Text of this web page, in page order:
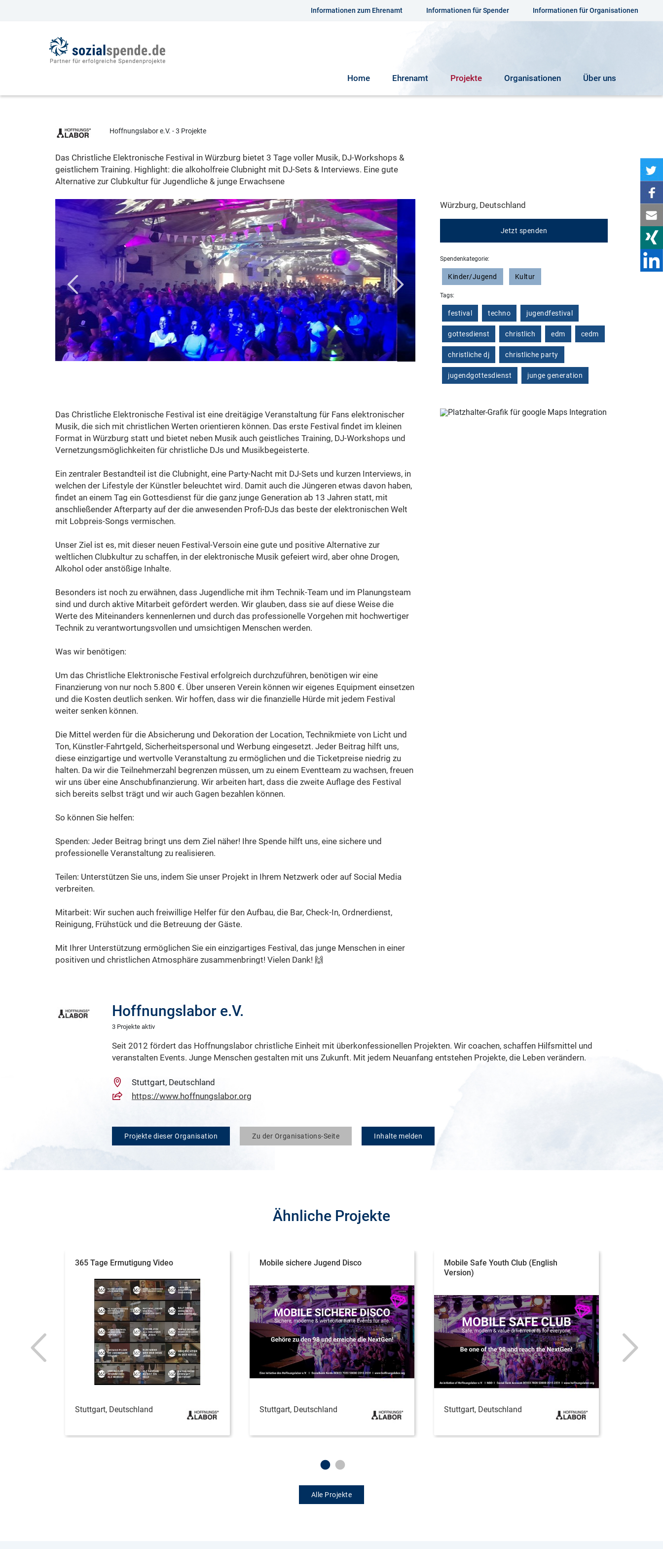
Informationen zum Ehrenamt Informationen für Spender Informationen für Organisationen
Home Ehrenamt Projekte Organisationen Über uns
Hoffnungslabor e.V. - 3 Projekte
Das Christliche Elektronische Festival in Würzburg bietet 3 Tage voller Musik, DJ-Workshops &
geistlichem Training. Highlight: die alkoholfreie Clubnight mit DJ-Sets & Interviews. Eine gute
Alternative zur Clubkultur für Jugendliche & junge Erwachsene
Würzburg, Deutschland
Jetzt spenden
Spendenkategorie:
Kinder/Jugend Kultur
Tags:
festival techno jugendfestival
gottesdienst christlich edm cedm
christliche dj christliche party
jugendgottesdienst junge generation
Das Christliche Elektronische Festival ist eine dreitägige Veranstaltung für Fans elektronischer
Musik, die sich mit christlichen Werten orientieren können. Das erste Festival findet im kleinen
Format in Würzburg statt und bietet neben Musik auch geistliches Training, DJ-Workshops und
Vernetzungsmöglichkeiten für christliche DJs und Musikbegeisterte.
Ein zentraler Bestandteil ist die Clubnight, eine Party-Nacht mit DJ-Sets und kurzen Interviews, in
welchen der Lifestyle der Künstler beleuchtet wird. Damit auch die Jüngeren etwas davon haben,
findet an einem Tag ein Gottesdienst für die ganz junge Generation ab 13 Jahren statt, mit
anschließender Afterparty auf der die anwesenden Profi-DJs das beste der elektronischen Welt
mit Lobpreis-Songs vermischen.
Unser Ziel ist es, mit dieser neuen Festival-Versoin eine gute und positive Alternative zur
weltlichen Clubkultur zu schaffen, in der elektronische Musik gefeiert wird, aber ohne Drogen,
Alkohol oder anstößige Inhalte.
Besonders ist noch zu erwähnen, dass Jugendliche mit ihm Technik-Team und im Planungsteam
sind und durch aktive Mitarbeit gefördert werden. Wir glauben, dass sie auf diese Weise die
Werte des Miteinanders kennenlernen und durch das professionelle Vorgehen mit hochwertiger
Technik zu verantwortungsvollen und umsichtigen Menschen werden.
Was wir benötigen:
Um das Christliche Elektronische Festival erfolgreich durchzuführen, benötigen wir eine
Finanzierung von nur noch 5.800 €. Über unseren Verein können wir eigenes Equipment einsetzen
und die Kosten deutlich senken. Wir hoffen, dass wir die finanzielle Hürde mit jedem Festival
weiter senken können.
Die Mittel werden für die Absicherung und Dekoration der Location, Technikmiete von Licht und
Ton, Künstler-Fahrtgeld, Sicherheitspersonal und Werbung eingesetzt. Jeder Beitrag hilft uns,
diese einzigartige und wertvolle Veranstaltung zu ermöglichen und die Ticketpreise niedrig zu
halten. Da wir die Teilnehmerzahl begrenzen müssen, um zu einem Eventteam zu wachsen, freuen
wir uns über eine Anschubfinanzierung. Wir arbeiten hart, dass die zweite Auflage des Festival
sich bereits selbst trägt und wir auch Gagen bezahlen können.
So können Sie helfen:
Spenden: Jeder Beitrag bringt uns dem Ziel näher! Ihre Spende hilft uns, eine sichere und
professionelle Veranstaltung zu realisieren.
Teilen: Unterstützen Sie uns, indem Sie unser Projekt in Ihrem Netzwerk oder auf Social Media
verbreiten.
Mitarbeit: Wir suchen auch freiwillige Helfer für den Aufbau, die Bar, Check-In, Ordnerdienst,
Reinigung, Frühstück und die Betreuung der Gäste.
Mit Ihrer Unterstützung ermöglichen Sie ein einzigartiges Festival, das junge Menschen in einer
positiven und christlichen Atmosphäre zusammenbringt! Vielen Dank! 🙌
Hoffnungslabor e.V.
3 Projekte aktiv
Seit 2012 fördert das Hoffnungslabor christliche Einheit mit überkonfessionellen Projekten. Wir coachen, schaffen Hilfsmittel und
veranstalten Events. Junge Menschen gestalten mit uns Zukunft. Mit jedem Neuanfang entstehen Projekte, die Leben verändern.
Stuttgart, Deutschland
https://www.hoffnungslabor.org
Projekte dieser Organisation Zu der Organisations-Seite Inhalte melden
Ähnliche Projekte
365 Tage Ermutigung Video
Stuttgart, Deutschland
Mobile sichere Jugend Disco
Stuttgart, Deutschland
Mobile Safe Youth Club (English
Version)
Stuttgart, Deutschland
Alle Projekte